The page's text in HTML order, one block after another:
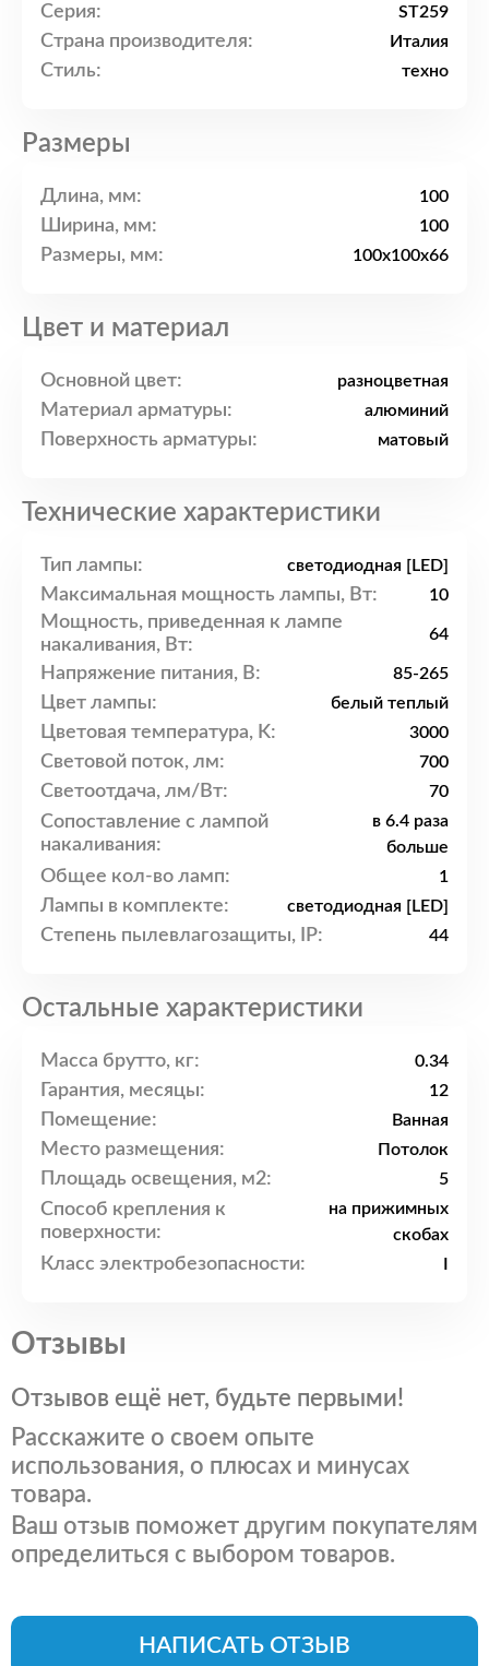
Серия: ST259
Страна производителя: Италия
Стиль: техно
Размеры
Длина, мм: 100
Ширина, мм: 100
Размеры, мм: 100x100x66
Цвет и материал
Основной цвет: разноцветная
Материал арматуры: алюминий
Поверхность арматуры: матовый
Технические характеристики
Тип лампы: светодиодная [LED]
Максимальная мощность лампы, Вт: 10
Мощность, приведенная к лампе
накаливания, Вт:
64
Напряжение питания, В: 85-265
Цвет лампы: белый теплый
Цветовая температура, K: 3000
Световой поток, лм: 700
Светоотдача, лм/Вт: 70
Сопоставление с лампой
накаливания:
в 6.4 раза
больше
Общее кол-во ламп: 1
Лампы в комплекте: светодиодная [LED]
Степень пылевлагозащиты, IP: 44
Остальные характеристики
Масса брутто, кг: 0.34
Гарантия, месяцы: 12
Помещение: Ванная
Место размещения: Потолок
Площадь освещения, м2: 5
Способ крепления к
поверхности:
на прижимных
скобах
Класс электробезопасности:
Отзывы
Отзывов ещё нет, будьте первыми!
Расскажите о своем опыте
использования, о плюсах и минусах
товара.
Ваш отзыв поможет другим покупателям
определиться с выбором товаров.
НАПИСАТЬ ОТЗЫВ